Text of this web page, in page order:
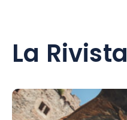
La Rivista